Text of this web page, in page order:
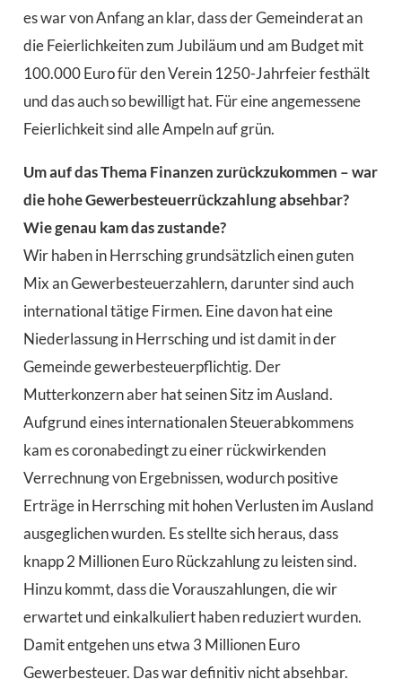
es war von Anfang an klar, dass der Gemeinderat an
die Feierlichkeiten zum Jubiläum und am Budget mit
100.000 Euro für den Verein 1250-Jahrfeier festhält
und das auch so bewilligt hat. Für eine angemessene
Feierlichkeit sind alle Ampeln auf grün.
Um auf das Thema Finanzen zurückzukommen – war
die hohe Gewerbesteuerrückzahlung absehbar?
Wie genau kam das zustande?
Wir haben in Herrsching grundsätzlich einen guten
Mix an Gewerbesteuerzahlern, darunter sind auch
international tätige Firmen. Eine davon hat eine
Niederlassung in Herrsching und ist damit in der
Gemeinde gewerbesteuerpflichtig. Der
Mutterkonzern aber hat seinen Sitz im Ausland.
Aufgrund eines internationalen Steuerabkommens
kam es coronabedingt zu einer rückwirkenden
Verrechnung von Ergebnissen, wodurch positive
Erträge in Herrsching mit hohen Verlusten im Ausland
ausgeglichen wurden. Es stellte sich heraus, dass
knapp 2 Millionen Euro Rückzahlung zu leisten sind.
Hinzu kommt, dass die Vorauszahlungen, die wir
erwartet und einkalkuliert haben reduziert wurden.
Damit entgehen uns etwa 3 Millionen Euro
Gewerbesteuer. Das war definitiv nicht absehbar.